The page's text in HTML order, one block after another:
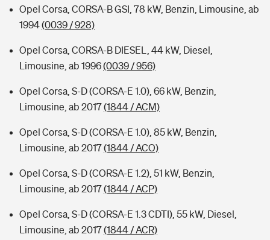
Opel Corsa, CORSA-B GSI, 78 kW, Benzin, Limousine, ab
1994(0039 / 928)
Opel Corsa, CORSA-B DIESEL, 44 kW, Diesel,
Limousine, ab 1996(0039 / 956)
Opel Corsa, S-D (CORSA-E 1.0), 66 kW, Benzin,
Limousine, ab 2017(1844 / ACM)
Opel Corsa, S-D (CORSA-E 1.0), 85 kW, Benzin,
Limousine, ab 2017(1844 / ACO)
Opel Corsa, S-D (CORSA-E 1.2), 51 kW, Benzin,
Limousine, ab 2017(1844 / ACP)
Opel Corsa, S-D (CORSA-E 1.3 CDTI), 55 kW, Diesel,
Limousine, ab 2017(1844 / ACR)